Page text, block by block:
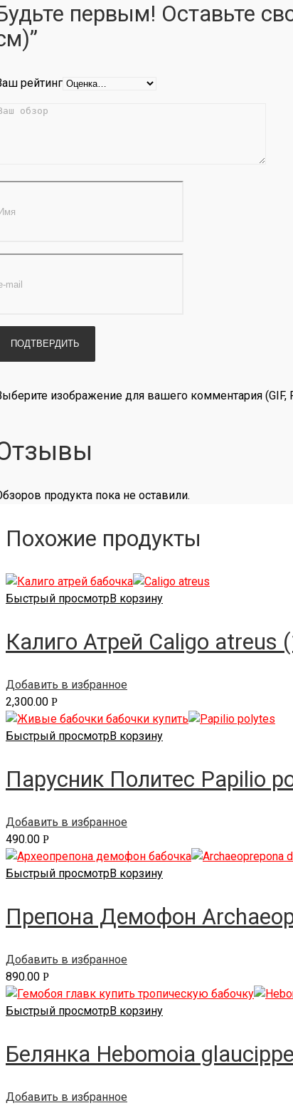
первым! Оставьте
рейтинг
изображение для вашего комментария (GIF,
продукта пока не оставили.
Похожие продукты
Быстрый просмотрВ корзину
Калиго Атрей Caligo atreus
Добавить в избранное
2,300.00 Р
Быстрый просмотрВ корзину
Парусник Политес Papilio
Добавить в избранное
490.00 Р
Быстрый просмотрВ корзину
Препона Демофон
Добавить в избранное
890.00 Р
Быстрый просмотрВ корзину
Белянка Hebomoia
Добавить в избранное